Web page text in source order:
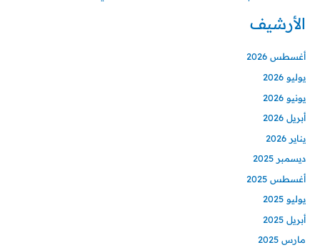
الأرشيف
أغسطس 2026
يوليو 2026
يونيو 2026
أبريل 2026
يناير 2026
ديسمبر 2025
أغسطس 2025
يوليو 2025
أبريل 2025
مارس 2025